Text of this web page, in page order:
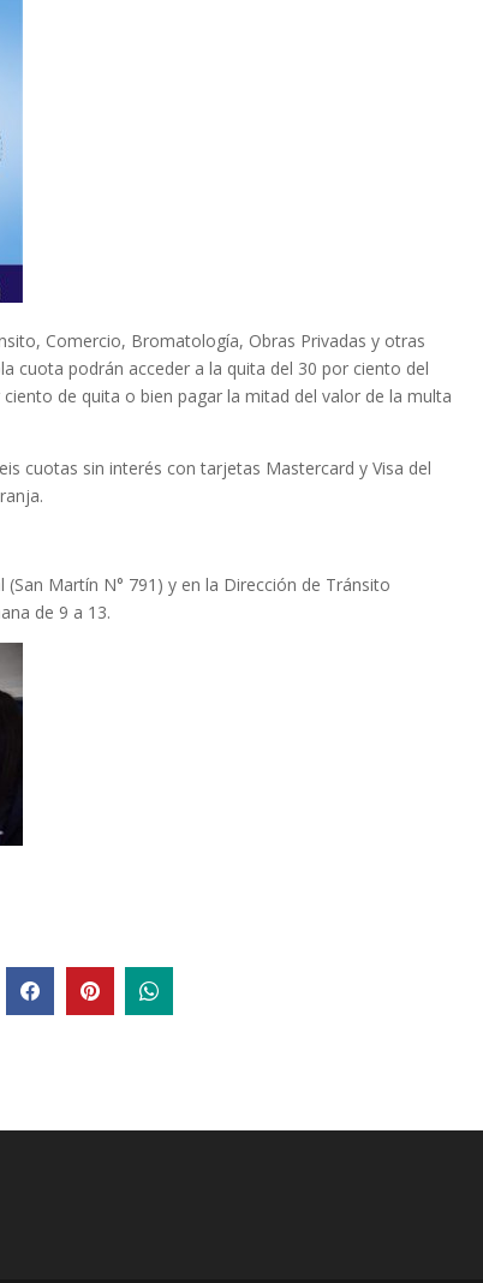
Comercio, Bromatología, Obras Privadas y otras
cuota podrán acceder a la quita del 30 por ciento del
de quita o bien pagar la mitad del valor de la multa
cuotas sin interés con tarjetas Mastercard y Visa del
Martín N° 791) y en la Dirección de Tránsito
de 9 a 13.